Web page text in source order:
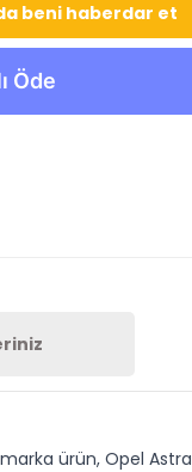
beni haberdar et
ürün, Opel